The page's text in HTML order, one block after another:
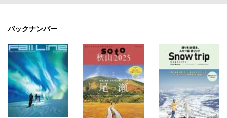
バックナンバー